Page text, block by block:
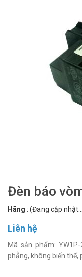
Đèn báo
Hãng : (Đang cập
Liên hệ
Mã sản phẩm: YW1P-
phẳng, không biến thế,